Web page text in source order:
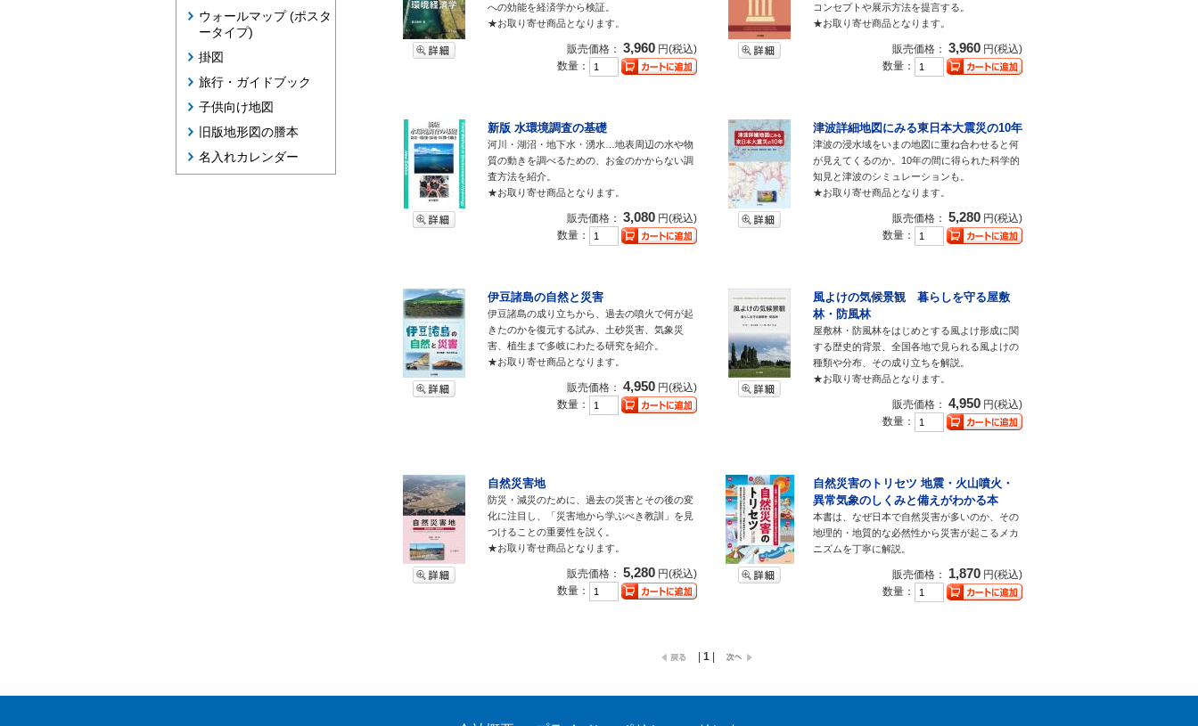
ウォールマップ (ポスタ
ータイプ)
掛図
旅行・ガイドブック
子供向け地図
旧版地形図の謄本
名入れカレンダー
への効能を経済学から検証。
★お取り寄せ商品となります。
販売価格： 3,960 円(税込)
数量：
コンセプトや展示方法を提言する。
★お取り寄せ商品となります。
販売価格： 3,960 円(税込)
数量：
新版 水環境調査の基礎
河川・湖沼・地下水・湧水…地表周辺の水や物
質の動きを調べるための、お金のかからない調
査方法を紹介。
★お取り寄せ商品となります。
販売価格： 3,080 円(税込)
数量：
津波詳細地図にみる東日本大震災の10年
津波の浸水域をいまの地図に重ね合わせると何
が見えてくるのか。10年の間に得られた科学的
知見と津波のシミュレーションも。
★お取り寄せ商品となります。
販売価格： 5,280 円(税込)
数量：
伊豆諸島の自然と災害
伊豆諸島の成り立ちから、過去の噴火で何が起
きたのかを復元する試み、土砂災害、気象災
害、植生まで多岐にわたる研究を紹介。
★お取り寄せ商品となります。
販売価格： 4,950 円(税込)
数量：
風よけの気候景観 暮らしを守る屋敷
林・防風林
屋敷林・防風林をはじめとする風よけ形成に関
する歴史的背景、全国各地で見られる風よけの
種類や分布、その成り立ちを解説。
★お取り寄せ商品となります。
販売価格： 4,950 円(税込)
数量：
自然災害地
防災・減災のために、過去の災害とその後の変
化に注目し、「災害地から学ぶべき教訓」を見
つけることの重要性を説く。
★お取り寄せ商品となります。
販売価格： 5,280 円(税込)
数量：
自然災害のトリセツ 地震・火山噴火・
異常気象のしくみと備えがわかる本
本書は、なぜ日本で自然災害が多いのか、その
地理的・地質的な必然性から災害が起こるメカ
ニズムを丁寧に解説。
販売価格： 1,870 円(税込)
数量：
| 1|